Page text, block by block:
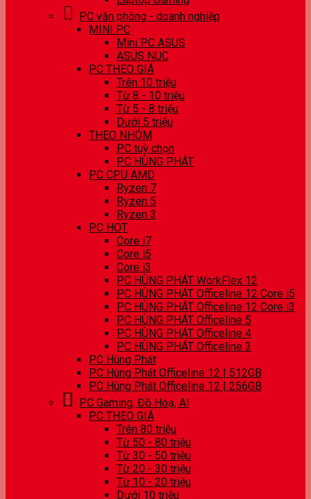
PC văn phòng - doanh nghiệp
MINI PC
Mini PC ASUS
ASUS NUC
PC THEO GIÁ
Trên 10 triệu
Từ 8 - 10 triệu
Từ 5 - 8 triệu
Dưới 5 triệu
THEO NHÓM
PC tuỳ chọn
PC HÙNG PHÁT
PC CPU AMD
Ryzen 7
Ryzen 5
Ryzen 3
PC HOT
Core i7
Core i5
Core i3
PC HÙNG PHÁT WorkFlex 12
PC HÙNG PHÁT Officeline 12 Core i5
PC HÙNG PHÁT Officeline 12 Core i3
PC HÙNG PHÁT Officeline 5
PC HÙNG PHÁT Officeline 4
PC HÙNG PHÁT Officeline 3
PC Hùng Phát
PC Hùng Phát Officeline 12 | 512GB
PC Hùng Phát Officeline 12 | 256GB
PC Gaming, Đồ Hoạ, AI
PC THEO GIÁ
Trên 80 triệu
Từ 50 - 80 triệu
Từ 30 - 50 triệu
Từ 20 - 30 triệu
Từ 10 - 20 triệu
Dưới 10 triệu